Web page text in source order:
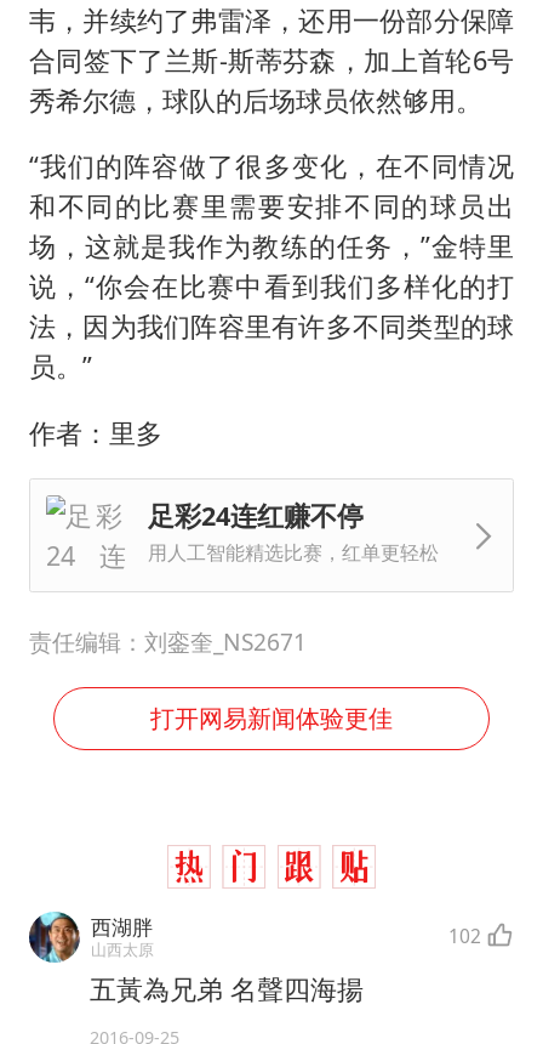
韦，并续约了弗雷泽，还用一份部分保障
合同签下了兰斯-斯蒂芬森，加上首轮6号
秀希尔德，球队的后场球员依然够用。
“我们的阵容做了很多变化，在不同情况
和不同的比赛里需要安排不同的球员出
场，这就是我作为教练的任务，”金特里
说，“你会在比赛中看到我们多样化的打
法，因为我们阵容里有许多不同类型的球
员。”
作者：里多
足彩24连红赚不停
用人工智能精选比赛，红单更轻松
责任编辑：刘銮奎_NS2671
打开网易新闻体验更佳
西湖胖
山西太原 102
五黃為兄弟 名聲四海揚
2016-09-25